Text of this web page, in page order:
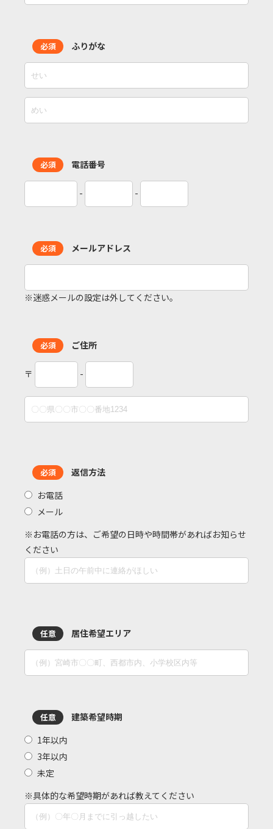
必須 ふりがな
必須 電話番号
- -
必須 メールアドレス
※迷惑メールの設定は外してください。
必須 ご住所
〒 -
必須
返信方法
お電話
メール
※お電話の方は、ご希望の日時や時間帯があればお知らせ
ください
任意 居住希望エリア
任意
建築希望時期
1年以内
3年以内
未定
※具体的な希望時期があれば教えてください